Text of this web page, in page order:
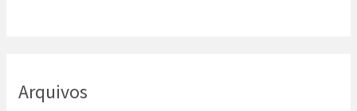
Arquivos